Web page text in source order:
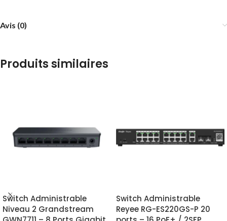
Avis (0)
Produits similaires
Switch Administrable
Niveau 2 Grandstream
Switch Administrable
Reyee RG-ES220GS-P 20